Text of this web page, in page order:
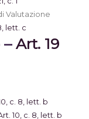
Valutazione
lett. c
– Art. 19
c. 8, lett. b
10, c. 8, lett. b